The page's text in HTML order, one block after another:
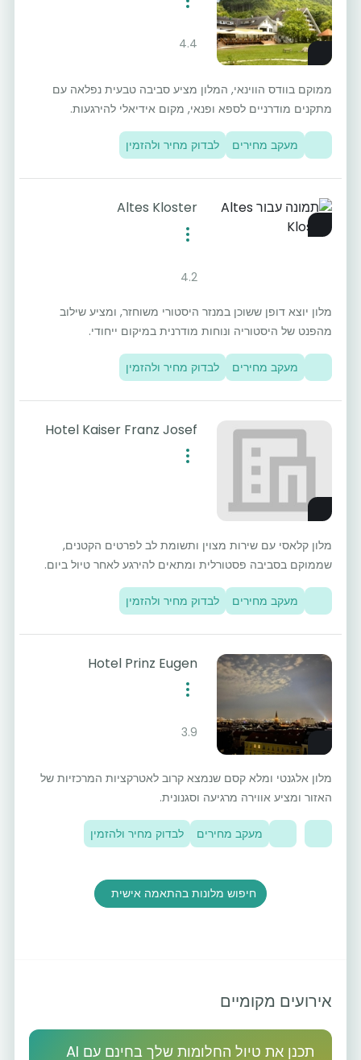
4.4
ממוקם בוודס הווינאי, המלון מציע סביבה טבעית נפלאה עם
מתקנים מודרניים לספא ופנאי, מקום אידיאלי להירגעות.
מעקב מחירים לבדוק מחיר ולהזמין
Altes Kloster
4.2
מלון יוצא דופן ששוכן במנזר היסטורי משוחזר, ומציע שילוב
מהפנט של היסטוריה ונוחות מודרנית במיקום ייחודי.
מעקב מחירים לבדוק מחיר ולהזמין
Hotel Kaiser Franz Josef
מלון קלאסי עם שירות מצוין ותשומת לב לפרטים הקטנים,
שממוקם בסביבה פסטורלית ומתאים להירגע לאחר טיול ביום.
מעקב מחירים לבדוק מחיר ולהזמין
Hotel Prinz Eugen
3.9
מלון אלגנטי ומלא קסם שנמצא קרוב לאטרקציות המרכזיות של
האזור ומציע אווירה מרגיעה וסגנונית.
מעקב מחירים לבדוק מחיר ולהזמין
חיפוש מלונות בהתאמה אישית
אירועים מקומיים
תכנן את טיול החלומות שלך בחינם עם AI